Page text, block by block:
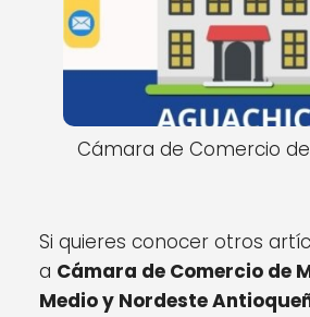
Cámara de Comercio
Si quieres conocer otros
a Cámara de Comercio de
Medio y Nordeste